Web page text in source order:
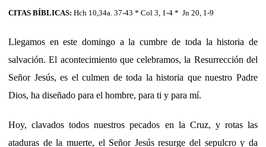
CITAS BÍBLICAS: Hch 10,34a. 37-43 * Col 3, 1-4 * Jn 20, 1-9
Llegamos en este domingo a la cumbre de toda la historia de
salvación. El acontecimiento que celebramos, la Resurrección del
Señor Jesús, es el culmen de toda la historia que nuestro Padre
Dios, ha diseñado para el hombre, para ti y para mí.
Hoy, clavados todos nuestros pecados en la Cruz, y rotas las
ataduras de la muerte, el Señor Jesús resurge del sepulcro y da